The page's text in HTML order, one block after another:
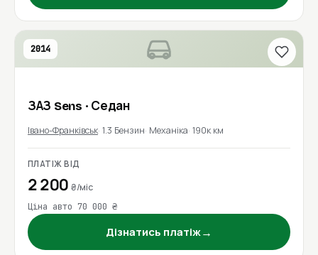
2014
ЗАЗ Sens · Седан
Івано-Франківськ 1.3 Бензин Механіка 190к км
ПЛАТІЖ ВІД
2 200₴/міс
Ціна авто 70 000 ₴
Дізнатись платіж→